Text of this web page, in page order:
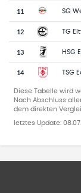
11 SG
12 TG
13 HSG
14 TSG
Diese Tabelle wird
Nach Abschluss
dem direkten
letztes Update: